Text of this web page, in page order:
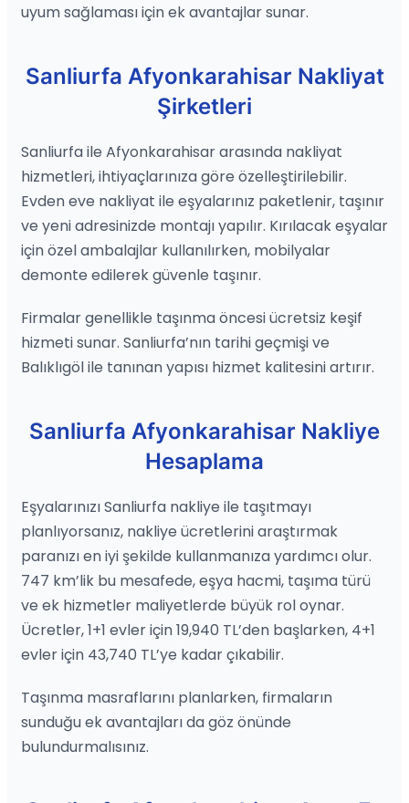
uyum sağlaması için ek avantajlar sunar.
Sanliurfa Afyonkarahisar Nakliyat
Şirketleri
Sanliurfa ile Afyonkarahisar arasında nakliyat
hizmetleri, ihtiyaçlarınıza göre özelleştirilebilir.
Evden eve nakliyat ile eşyalarınız paketlenir, taşınır
ve yeni adresinizde montajı yapılır. Kırılacak eşyalar
için özel ambalajlar kullanılırken, mobilyalar
demonte edilerek güvenle taşınır.
Firmalar genellikle taşınma öncesi ücretsiz keşif
hizmeti sunar. Sanliurfa’nın tarihi geçmişi ve
Balıklıgöl ile tanınan yapısı hizmet kalitesini artırır.
Sanliurfa Afyonkarahisar Nakliye
Hesaplama
Eşyalarınızı Sanliurfa nakliye ile taşıtmayı
planlıyorsanız, nakliye ücretlerini araştırmak
paranızı en iyi şekilde kullanmanıza yardımcı olur.
747 km’lik bu mesafede, eşya hacmi, taşıma türü
ve ek hizmetler maliyetlerde büyük rol oynar.
Ücretler, 1+1 evler için 19,940 TL’den başlarken, 4+1
evler için 43,740 TL’ye kadar çıkabilir.
Taşınma masraflarını planlarken, firmaların
sunduğu ek avantajları da göz önünde
bulundurmalısınız.